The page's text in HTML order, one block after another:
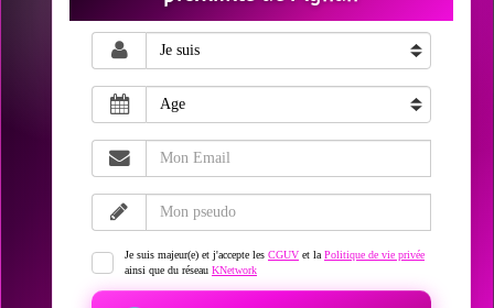
Je suis majeur(e) et j'accepte les CGUV et la Politique de vie privée
ainsi que du réseau KNetwork